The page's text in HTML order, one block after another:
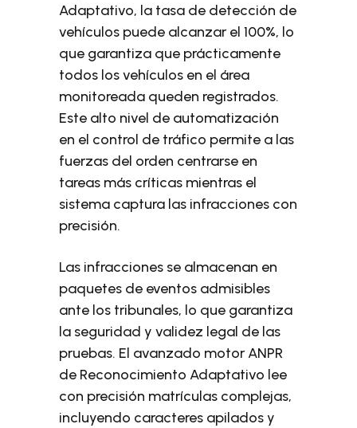
Adaptativo, la tasa de detección de
vehículos puede alcanzar el 100%, lo
que garantiza que prácticamente
todos los vehículos en el área
monitoreada queden registrados.
Este alto nivel de automatización
en el control de tráfico permite a las
fuerzas del orden centrarse en
tareas más críticas mientras el
sistema captura las infracciones con
precisión.
Las infracciones se almacenan en
paquetes de eventos admisibles
ante los tribunales, lo que garantiza
la seguridad y validez legal de las
pruebas. El avanzado motor ANPR
de Reconocimiento Adaptativo lee
con precisión matrículas complejas,
incluyendo caracteres apilados y